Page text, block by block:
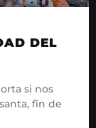
DEL
si nos
fin de